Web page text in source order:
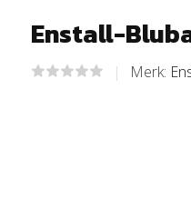
Enstall-
Merk: